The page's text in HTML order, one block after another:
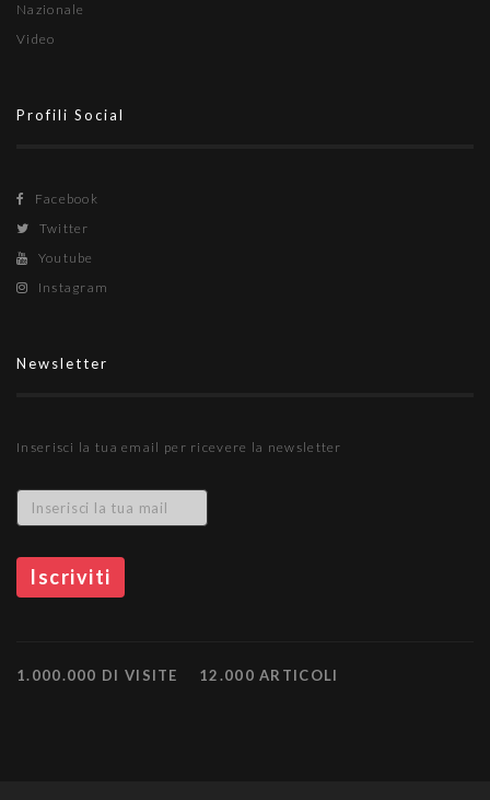
Nazionale
Video
Profili Social
Facebook
Twitter
Youtube
Instagram
Newsletter
Inserisci la tua email per ricevere la newsletter
1.000.000 DI VISITE 12.000 ARTICOLI